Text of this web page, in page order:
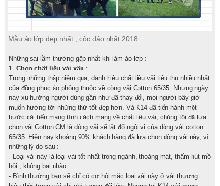
Mẫu áo lớp đẹp nhất , độc đáo nhất 2018
Những sai lầm thường gặp nhất khi làm áo lớp :
1. Chọn chất liệu vải xấu :
Trong những thập niêm qua, danh hiệu chất liệu vải tiêu thụ nhiều nhất
của đồng phục áo phông thuộc về dòng vải Cotton 65/35. Nhưng ngày
nay xu hướng người dùng gần như đã thay đổi, mọi người bây giờ
muốn hướng tới những thứ tốt đẹp hơn. Và K14 đã tiến hành một
bước cải tiến mang tính cách mạng về chất liệu vải, chúng tôi đã lựa
chọn vải Cotton CM là dòng vải sẽ lật đổ ngôi vị của dòng vải cotton
65/35.
Hiện nay khoảng 90% khách hàng đã lựa chọn dòng vải này, vì
những lý do sau :
- Loại vải này là loại vải tốt nhất trong ngành, thoáng mát, thấm hút mồ
hôi , không bai nhão.
- Bình thường bạn sẽ chỉ có cơ hội mặc loại vải này ở vài thương